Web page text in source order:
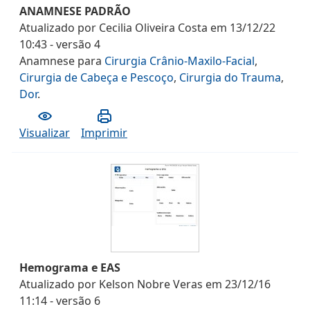
ANAMNESE PADRÃO
Atualizado por Cecilia Oliveira Costa em 13/12/22
10:43- versão 4
Anamnese para Cirurgia Crânio-Maxilo-Facial,
Cirurgia de Cabeça e Pescoço, Cirurgia do Trauma,
Dor.
Visualizar Imprimir
Hemograma e EAS
Atualizado por Kelson Nobre Veras em 23/12/16
11:14- versão 6